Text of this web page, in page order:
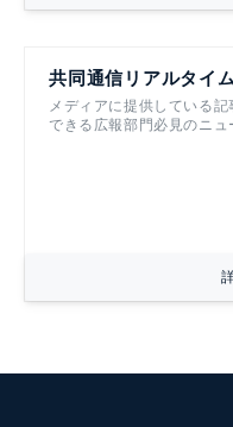
共同通信リアルタイ
メディアに提供している
できる広報部門必見のニュ